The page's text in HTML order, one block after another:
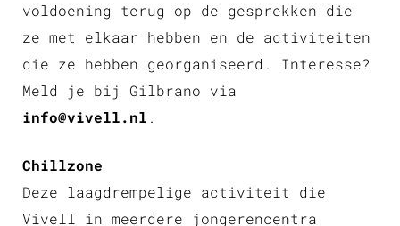
voldoening terug op de gesprekken die
ze met elkaar hebben en de activiteiten
die ze hebben georganiseerd. Interesse?
Meld je bij Gilbrano via
info@vivell.nl .
Chillzone
Deze laagdrempelige activiteit die
Vivell in meerdere jongerencentra